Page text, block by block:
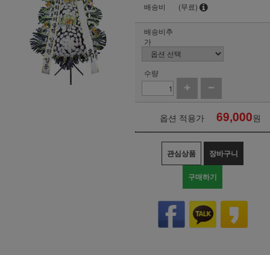
배송비
(무료)
배송비추
가
수량
옵션 적용가 69,000원
관심상품 장바구니
구매하기